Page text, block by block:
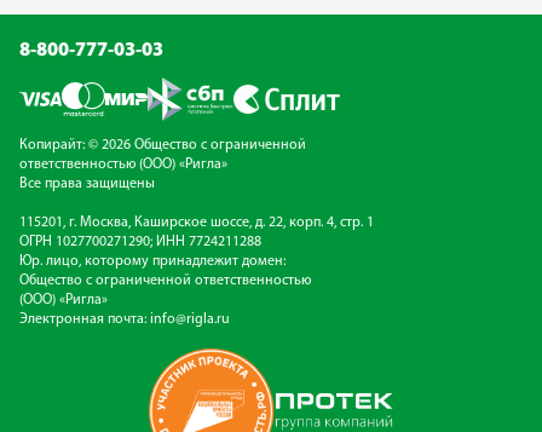
8-800-777-03-03
Копирайт: © 2026 Общество с ограниченной
ответственностью (ООО) «Ригла»
Все права защищены
115201, г. Москва, Каширское шоссе, д. 22, корп. 4, стр. 1
ОГРН 1027700271290; ИНН 7724211288
Юр. лицо, которому принадлежит домен:
Общество с ограниченной ответственностью
(ООО) «Ригла»
Электронная почта: info@rigla.ru